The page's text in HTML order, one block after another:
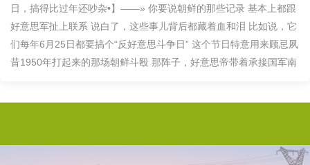
日，搞得比过年还吵杂•】——» 你要说朝鲜的那些记录 基本上都跟
好意思军扯上联系 说白了，这些事儿背后都藏着血和泪 比如说，它
们每年6月25日都要搞个“反好意思斗争日” 这个节日特意用来顾忌夙
昔1950年打起来的那场朝鲜斗殴 那阵子，好意思帝带着承接国军南